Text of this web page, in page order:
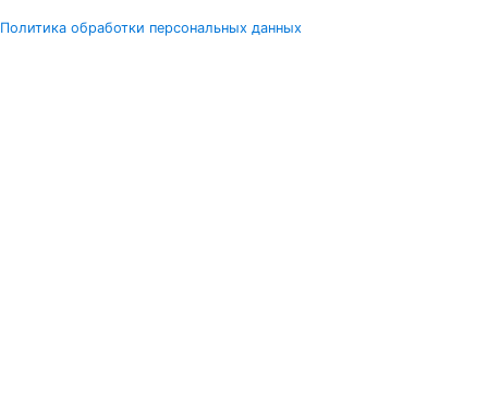
Политика обработки персональных данных